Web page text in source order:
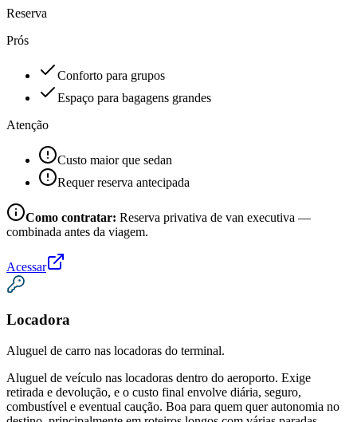
Reserva
Prós
Conforto para grupos
Espaço para bagagens grandes
Atenção
Custo maior que sedan
Requer reserva antecipada
Como contratar: Reserva privativa de van executiva —
combinada antes da viagem.
Acessar
Locadora
Aluguel de carro nas locadoras do terminal.
Aluguel de veículo nas locadoras dentro do aeroporto. Exige
retirada e devolução, e o custo final envolve diária, seguro,
combustível e eventual caução. Boa para quem quer autonomia no